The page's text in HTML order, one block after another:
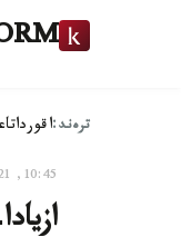
ترەند:اقوردا
10:45, 21 تامىز 2018
ازيادا-2018: قازاقستان بەسىنشى ورىننان 11-